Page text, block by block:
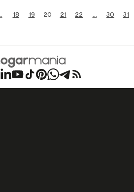
18 19 20 21 22 ... 30 31